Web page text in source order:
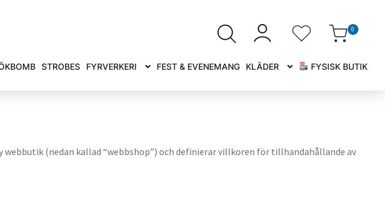
0
STROBES FYRVERKERI FEST & EVENEMANG KLÄDER FYSISK BUTIK
(nedan kallad “webbshop”) och definierar villkoren för tillhandahållande av